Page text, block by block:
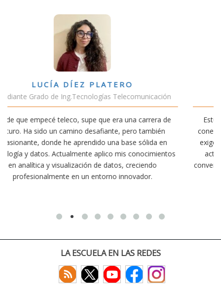
de
en
VÍCTOR SÁNCHEZ VALENCIA
Estudiante Doble Grado Teleco-ADE
Estudiar teleco me ha permitido comprender cómo la
conectividad afecta nuestra vida diaria. Aunque la
exige esfuerzo, he dedicado parte de mi tiempo a
actividades como el salvamento y socorrismo. Estoy
convencido de que elegir teleco ha sido una de las
decisiones que he tomado.
LA ESCUELA EN LAS REDES